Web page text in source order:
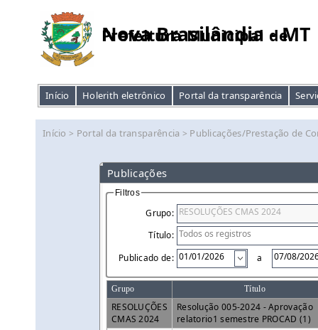
Prefeitura Municipal de
Nova Brasilândia - MT
Início Holerith eletrônico Portal da transparência
Início > Portal da transparência > Publicações/Prestação de
Publicações
Filtros
Grupo:
Título:
Publicado de:
a
Grupo Título
RESOLUÇÕES
CMAS 2024
Resolução 005-2024 - Aprovação
relatorio1 semestre PROCAD (1)